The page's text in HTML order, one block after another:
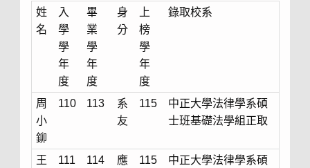
姓
名
入
學
學
年
度
畢
業
學
年
度
身
分
上
榜
學
年
度
錄取校系
周
小
鉚
110 113
系
友
115
中正大學法律學系碩
士班基礎法學組正取
王
111 114
應
115
中正大學法律學系碩